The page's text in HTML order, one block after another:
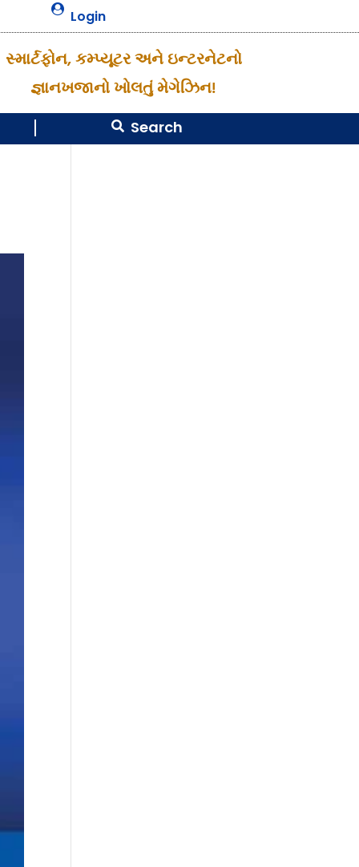
 Login
સ્માર્ટફોન, કમ્પ્યૂટર અને ઇન્ટરનેટનો
જ્ઞાનખજાનો ખોલતું મેગેઝિન!
 Search